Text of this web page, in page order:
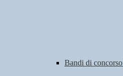
Bandi di concorso